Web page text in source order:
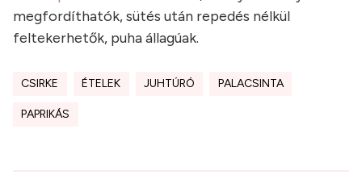
megfordíthatók, sütés után repedés nélkül
feltekerhetők, puha állagúak.
CSIRKE ÉTELEK JUHTÚRÓ PALACSINTA
PAPRIKÁS